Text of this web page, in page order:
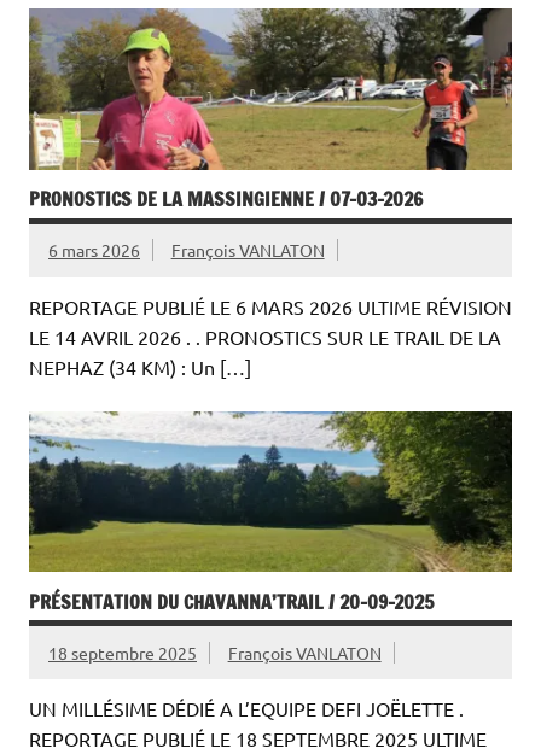
PRONOSTICS DE LA MASSINGIENNE / 07-03-2026
6 mars 2026 François VANLATON
REPORTAGE PUBLIÉ LE 6 MARS 2026 ULTIME RÉVISION
LE 14 AVRIL 2026 . . PRONOSTICS SUR LE TRAIL DE LA
NEPHAZ (34 KM) : Un […]
PRÉSENTATION DU CHAVANNA’TRAIL / 20-09-2025
18 septembre 2025 François VANLATON
UN MILLÉSIME DÉDIÉ A L’EQUIPE DEFI JOËLETTE .
REPORTAGE PUBLIÉ LE 18 SEPTEMBRE 2025 ULTIME